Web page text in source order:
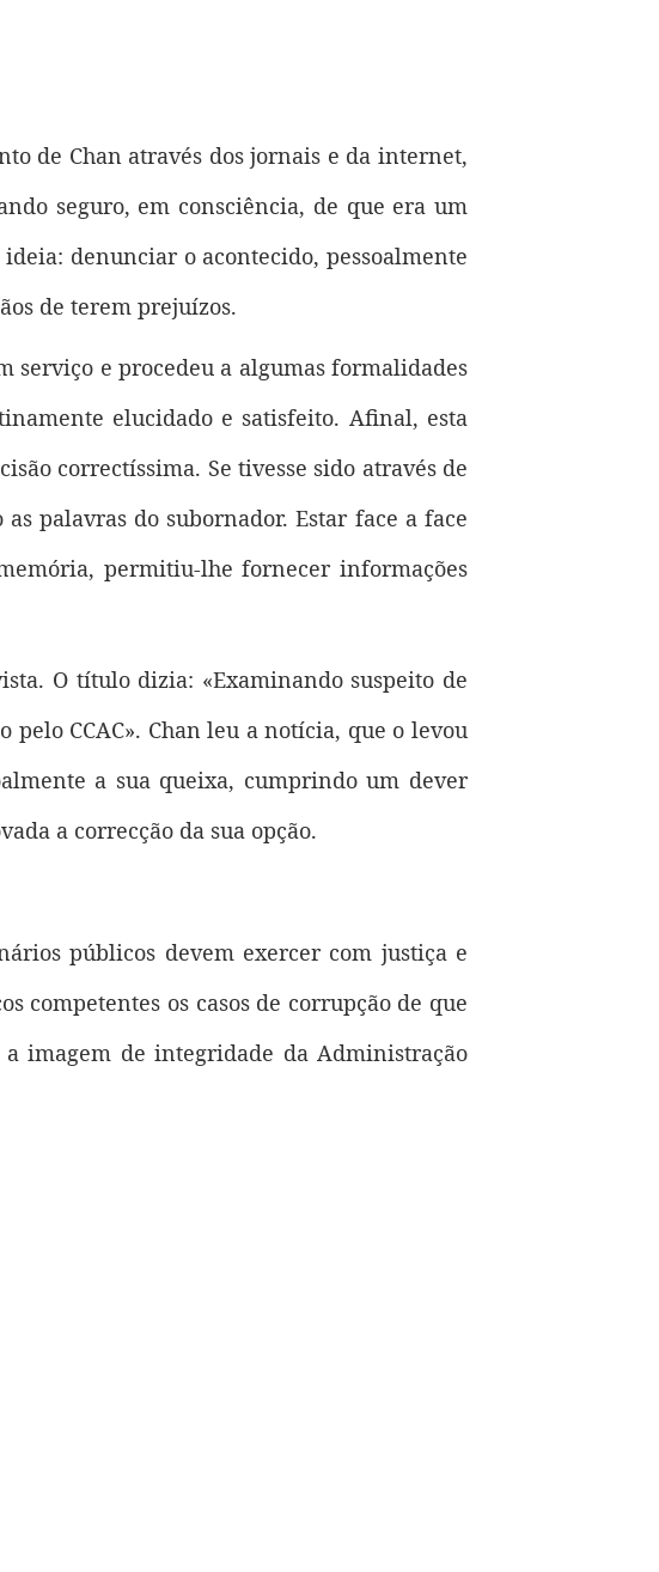
de Chan através dos jornais e da internet,
seguro, em consciência, de que era um
denunciar o acontecido, pessoalmente
de terem prejuízos.
serviço e procedeu a algumas formalidades
elucidado e satisfeito. Afinal, esta
correctíssima. Se tivesse sido através de
palavras do subornador. Estar face a face
permitiu-lhe fornecer informações
O título dizia: «Examinando suspeito de
CCAC». Chan leu a notícia, que o levou
a sua queixa, cumprindo um dever
a correcção da sua opção.
públicos devem exercer com justiça e
competentes os casos de corrupção de que
imagem de integridade da Administração